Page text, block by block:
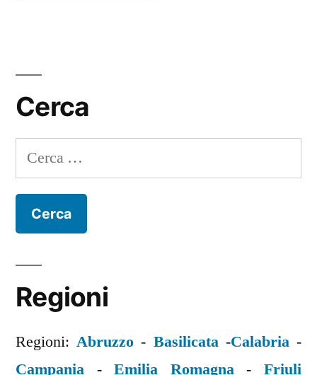
Cerca
Ricerca
per:
Regioni
Regioni:Abruzzo - Basilicata-Calabria-
Campania -Emilia Romagna-Friuli